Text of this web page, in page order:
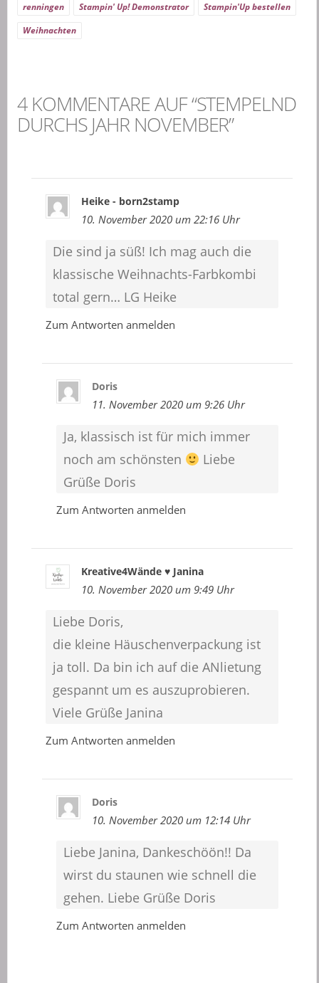
renningen
Stampin' Up! Demonstrator
Stampin'Up bestellen
Weihnachten
4 KOMMENTARE AUF “STEMPELND
DURCHS JAHR NOVEMBER”
Heike - born2stamp
10. November 2020 um 22:16 Uhr
Die sind ja süß! Ich mag auch die
klassische Weihnachts-Farbkombi
total gern… LG Heike
Zum Antworten anmelden
Doris
11. November 2020 um 9:26 Uhr
Ja, klassisch ist für mich immer
noch am schönsten
Liebe
Grüße Doris
Zum Antworten anmelden
Kreative4Wände ♥ Janina
10. November 2020 um 9:49 Uhr
Liebe Doris,
die kleine Häuschenverpackung ist
ja toll. Da bin ich auf die ANlietung
gespannt um es auszuprobieren.
Viele Grüße Janina
Zum Antworten anmelden
Doris
10. November 2020 um 12:14 Uhr
Liebe Janina, Dankeschöön!! Da
wirst du staunen wie schnell die
gehen. Liebe Grüße Doris
Zum Antworten anmelden